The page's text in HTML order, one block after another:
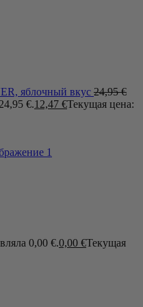
яблочный вкус 24,95€
€.12,47 €Текущая цена:
0,00 €.0,00 €Текущая